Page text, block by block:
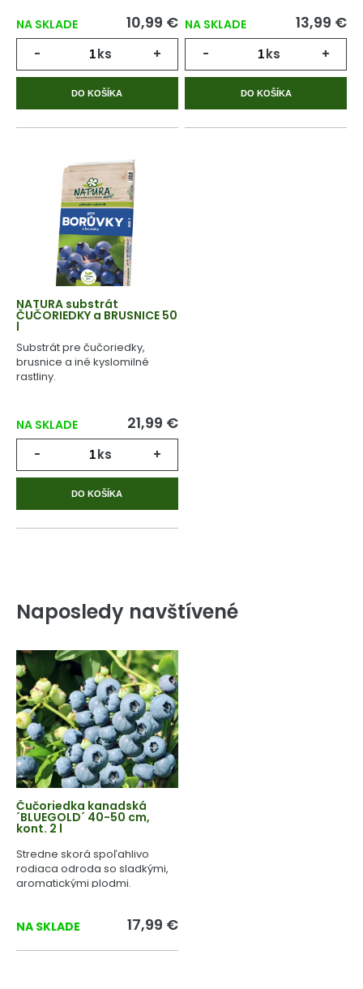
NA SKLADE 10,99 €
- ks +
DO KOŠÍKA
NA SKLADE 13,99 €
- ks +
DO KOŠÍKA
NATURA substrát
ČUČORIEDKY a BRUSNICE 50
l
Substrát pre čučoriedky,
brusnice a iné kyslomilné
rastliny.
NA SKLADE 21,99 €
- ks +
DO KOŠÍKA
Naposledy navštívené
Čučoriedka kanadská
´BLUEGOLD´ 40-50 cm,
kont. 2 l
Stredne skorá spoľahlivo
rodiaca odroda so sladkými,
aromatickými plodmi.
NA SKLADE 17,99 €